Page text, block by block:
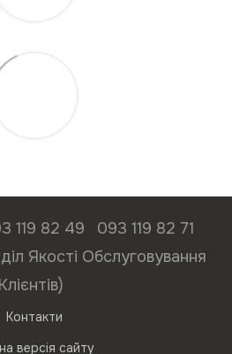
119 82 49
093 119 82 71
Якості Обслуговування
Клієнтів)
Контакти
версія сайту